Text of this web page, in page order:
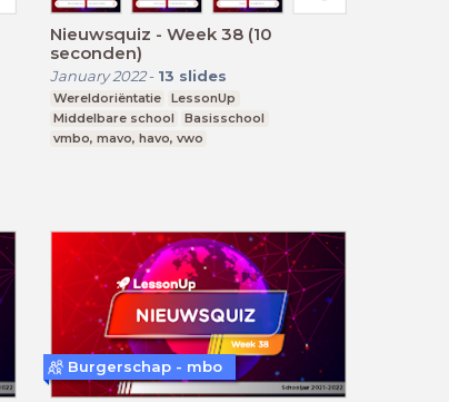
Nieuwsquiz - Week 38 (10
seconden)
January 2022- 13 slides
Wereldoriëntatie
LessonUp
Middelbare school
Basisschool
vmbo, mavo, havo, vwo
Burgerschap - mbo